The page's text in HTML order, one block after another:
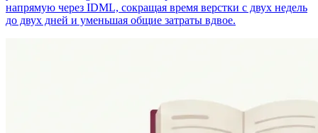
напрямую через IDML, сокращая время верстки с двух недель
до двух дней и уменьшая общие затраты вдвое.